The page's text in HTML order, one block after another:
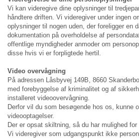
Vi kan videregive dine oplysninger til
håndtere driften. Vi videregiver under ingen
oplysninger til nogen uden, der foreligger en
dokumentation på overholdelse af
offentlige myndigheder anmoder om
disse hvis vi er forpligtede hertil.
Video overvågning
På adressen Låsbyvej 149B, 8660
med forebyggelse af kriminalitet og af
installeret videoovervågning.
Derfor vil du som besøgende hos os, kunne
videooptagelser.
Der er opsat skiltning, så du har mulighed for
Vi videregiver som udgangspunkt ikke